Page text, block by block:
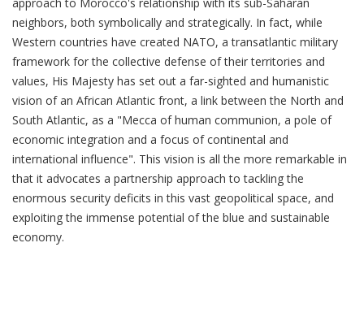
neighbors, both symbolically and strategically. In fact, while
Western countries have created NATO, a transatlantic military
framework for the collective defense of their territories and
values, His Majesty has set out a far-sighted and humanistic
vision of an African Atlantic front, a link between the North and
South Atlantic, as a "Mecca of human communion, a pole of
economic integration and a focus of continental and
international influence". This vision is all the more remarkable in
that it advocates a partnership approach to tackling the
enormous security deficits in this vast geopolitical space, and
exploiting the immense potential of the blue and sustainable
economy.